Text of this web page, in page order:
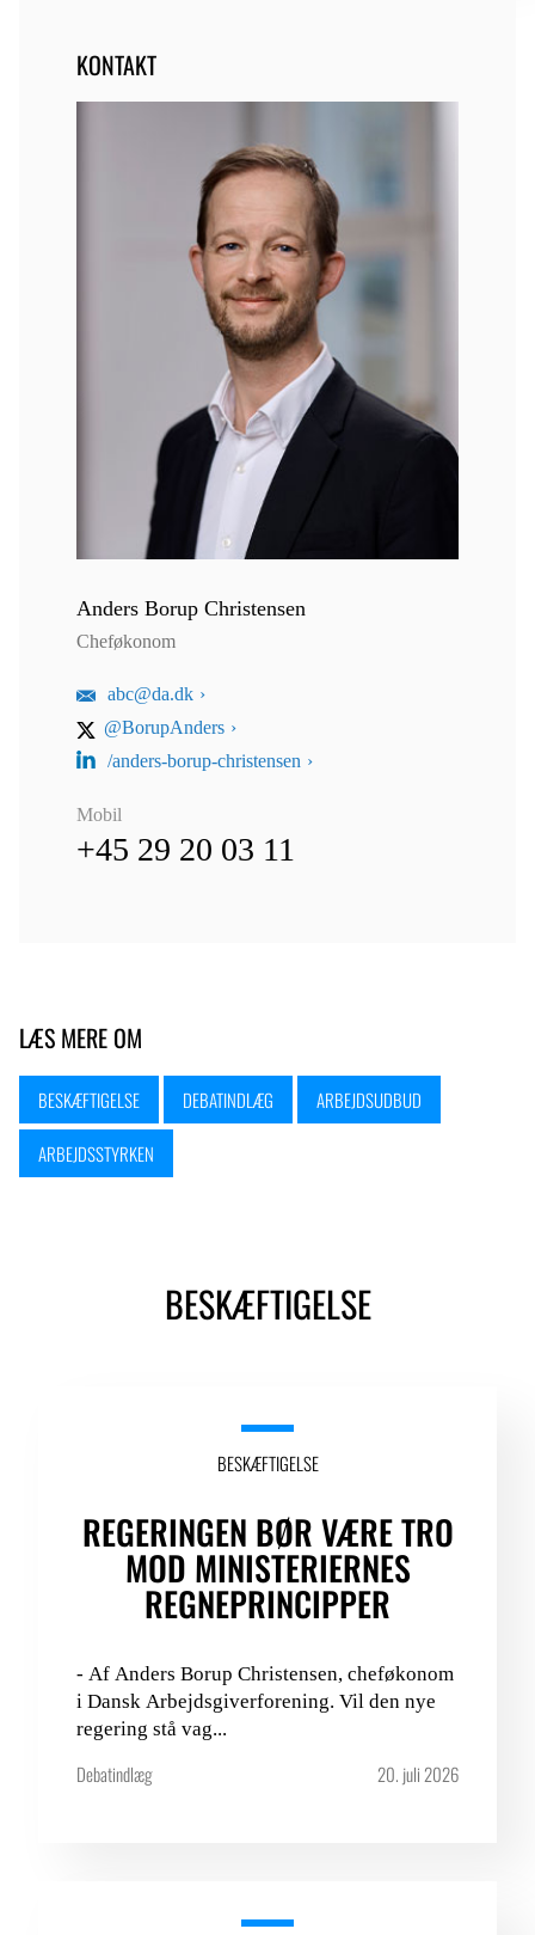
KONTAKT
Anders Borup Christensen
Cheføkonom
abc@da.dk
@BorupAnders
/anders-borup-christensen
Mobil
+45 29 20 03 11
LÆS MERE OM
BESKÆFTIGELSE DEBATINDLÆG ARBEJDSUDBUD
ARBEJDSSTYRKEN
BESKÆFTIGELSE
BESKÆFTIGELSE
REGERINGEN BØR VÆRE TRO
MOD MINISTERIERNES
REGNEPRINCIPPER
- Af Anders Borup Christensen, cheføkonom
i Dansk Arbejdsgiverforening. Vil den nye
regering stå vag...
Debatindlæg 20. juli 2026